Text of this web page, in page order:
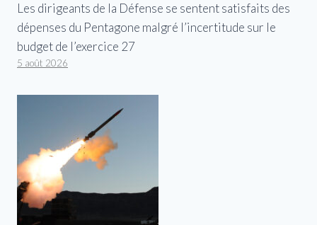
Les dirigeants de la Défense se sentent satisfaits des
dépenses du Pentagone malgré l’incertitude sur le
budget de l’exercice 27
5 août 2026